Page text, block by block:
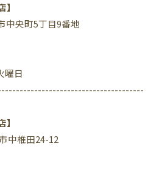
央町5丁目9番地
曜日
中椎田24-12